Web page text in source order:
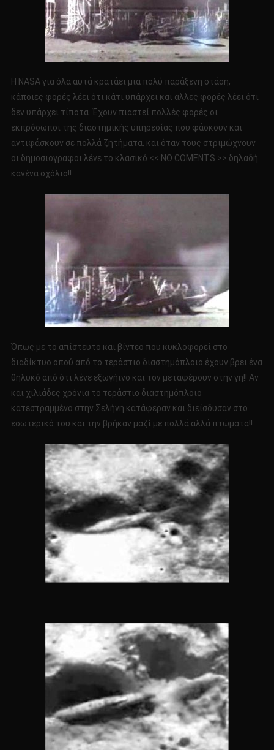
Η NASA για όλα αυτά κρατάει μια πολύ παράξενη στάση,
κάποιες φορές λέει ότι κάτι υπάρχει και άλλες φορές λέει ότι
δεν υπάρχει τίποτα. Έχουν πιαστεί πολλές φορές οι
εκπρόσωποι της διαστημικής υπηρεσίας που φάσκουν και
αντιφάσκουν σε πολλά ζητήματα, και όταν τους στριμώχνουν
οι δημοσιογράφοι λένε το κλασικό << NO COMENTS >> δηλαδή
κανένα σχόλιο!!
Όπως με το απίστευτο και βίντεο που κυκλοφορεί στο
διαδίκτυο οπού από το τεράστιο διαστημόπλοιο έχουν βρει ένα
θηλυκό από ότι λένε εξωγήινο και τον μεταφέρουν στην γη!! Αν
και χιλιάδες χρόνια το τεράστιο διαστημόπλοιο
κατεστραμμένο στην Σελήνη κατάφεραν και διείσδυσαν στο
εσωτερικό του και την βρήκαν μαζί με πολλά αλλά πτώματα!!